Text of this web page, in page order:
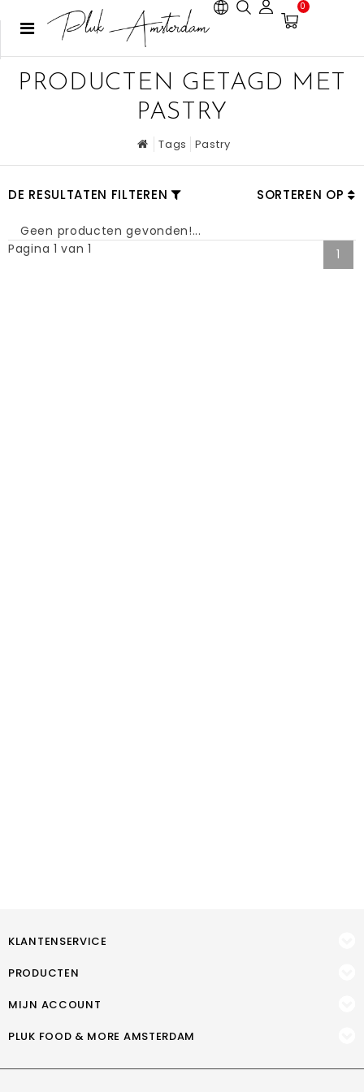
0
PRODUCTEN GETAGD MET
PASTRY
Tags Pastry
DE RESULTATEN FILTEREN SORTEREN OP
Geen producten gevonden!...
Pagina 1 van 1
1
KLANTENSERVICE
PRODUCTEN
MIJN ACCOUNT
PLUK FOOD & MORE AMSTERDAM